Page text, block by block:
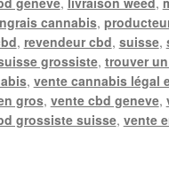
cannabis,
, revendeur cbd, suisse,
grossiste, trouver
, vente cannabis légal
gros, vente cbd geneve,
grossiste suisse, vente